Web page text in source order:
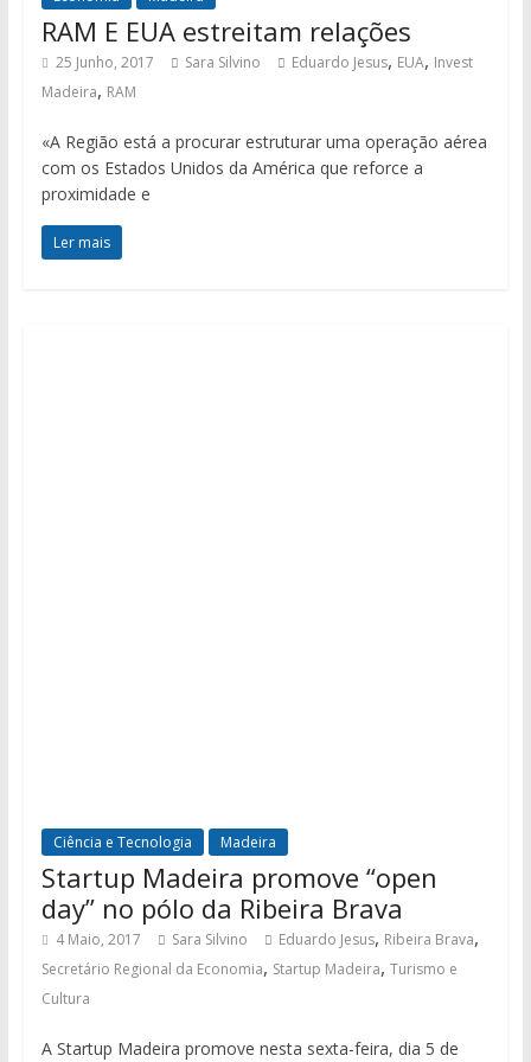
RAM E EUA estreitam relações
25 Junho, 2017 Sara Silvino Eduardo Jesus, EUA, Invest
Madeira, RAM
«A Região está a procurar estruturar uma operação aérea
com os Estados Unidos da América que reforce a
proximidade e
Ler mais
Ciência e Tecnologia Madeira
Startup Madeira promove “open
day” no pólo da Ribeira Brava
4 Maio, 2017 Sara Silvino Eduardo Jesus, Ribeira Brava,
Secretário Regional da Economia, Startup Madeira, Turismo e
Cultura
A Startup Madeira promove nesta sexta-feira, dia 5 de